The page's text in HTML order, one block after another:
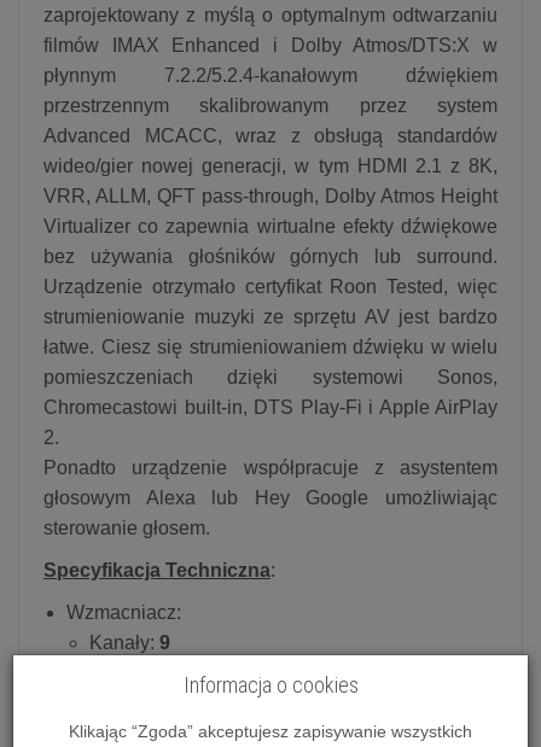
zaprojektowany z myślą o optymalnym odtwarzaniu
filmów IMAX Enhanced i Dolby Atmos/DTS:X w
płynnym 7.2.2/5.2.4-kanałowym dźwiękiem
przestrzennym skalibrowanym przez system
Advanced MCACC, wraz z obsługą standardów
wideo/gier nowej generacji, w tym HDMI 2.1 z 8K,
VRR, ALLM, QFT pass-through, Dolby Atmos Height
Virtualizer co zapewnia wirtualne efekty dźwiękowe
bez używania głośników górnych lub surround.
Urządzenie otrzymało certyfikat Roon Tested, więc
strumieniowanie muzyki ze sprzętu AV jest bardzo
łatwe. Ciesz się strumieniowaniem dźwięku w wielu
pomieszczeniach dzięki systemowi Sonos,
Chromecastowi built-in, DTS Play-Fi i Apple AirPlay
2.
Ponadto urządzenie współpracuje z asystentem
głosowym Alexa lub Hey Google umożliwiając
sterowanie głosem.
Specyfikacja Techniczna:
Wzmacniacz:
Kanały: 9
Typ wzmocnienia:
Direct Energy
, 1 kHz, THD 10 %, 1 kan.
zasilany)
Informacja o cookies
Klikając “Zgoda” akceptujesz zapisywanie wszystkich